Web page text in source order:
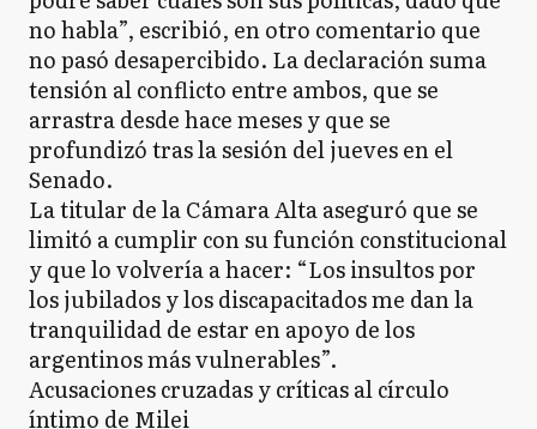
no habla”, escribió, en otro comentario que
no pasó desapercibido. La declaración suma
tensión al conflicto entre ambos, que se
arrastra desde hace meses y que se
profundizó tras la sesión del jueves en el
Senado.
La titular de la Cámara Alta aseguró que se
limitó a cumplir con su función constitucional
y que lo volvería a hacer: “Los insultos por
los jubilados y los discapacitados me dan la
tranquilidad de estar en apoyo de los
argentinos más vulnerables”.
Acusaciones cruzadas y críticas al círculo
íntimo de Milei